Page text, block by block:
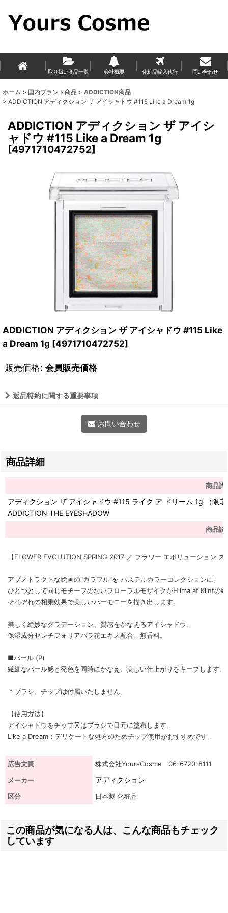
取り扱い商品一覧 会社概要 化粧品輸入代行 問い合わせ
ホーム > 国内ブランド商品 > ADDICTION商品
> ADDICTION アディクション ザ アイシャドウ #115 Like a Dream 1g
ADDICTION アディクション ザ アイシ
ャドウ #115 Like a Dream 1g
[4971710472752]
ADDICTION アディクション ザ アイシャドウ #115 Like
a Dream 1g [4971710472752]
販売価格: 会員販売価格
返品特約に関する重要事項
お問い合わせ
商品詳細
商品詳
アディクション ザ アイシャドウ #115 ライク ア ドリーム 1g （限定
ADDICTION THE EYESHADOW
商品説
【FLOWER EVOLUTION SPRING 2017 ／ フラワー エボリューション
アブストラクトな絵画の"カラフル"を パステルカラーコレクションに。
ひとつとして同じモチーフのないフローラルモザイクがHilma af Klintの
それぞれの相乗効果で美しいハーモニーを描き出します。
美しく絶妙なグラデーション、質感をかなえるアイシャドウ。
保湿成分センチフォリアバラ花エキス配合。無香料。
■パール (P)
繊細なパール感と発色を同時にかなえ、美しい仕上がりをキープします。
＊ブラシ、チップは付属いたしません。
【使用方法】
アイシャドウをチップ又はブラシで目元に塗布します。
Like a Dream：デリケートな処方のためチップ使用がおすすめです。
広告文責
株式会社YoursCosme 06-6720-8111
メーカー
アディクション
区分 日本製 化粧品
この商品が気になる人は、こんな商品もチェック
しています